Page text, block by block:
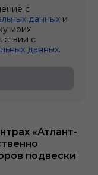
«Атлант-
подвески
с
данных и
моих
с
данных.